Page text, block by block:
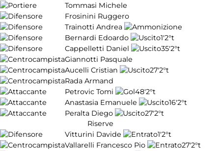
Tommasi Michele
Frosinini Ruggero
Trainotti Andrea
Bernardi Edoardo
1'2°t
Cappelletti Daniel
35'2°t
Giannotti Pasquale
Aucelli Cristian
27'2°t
Rada Armand
Petrovic Tomi
48'2°t
Anastasia Emanuele
16'2°t
Peralta Diego
27'2°t
Riserve
Vitturini Davide
1'2°t
Vallarelli Francesco Pio
27'2°t